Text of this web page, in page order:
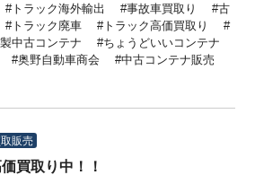
トラック海外輸出 事故車買取り
古
トラック廃車
トラック高価買取り
中古コンテナ
ちょうどいいコンテナ
奥野自動車商会
中古コンテナ販売
取販売
買取り中！！